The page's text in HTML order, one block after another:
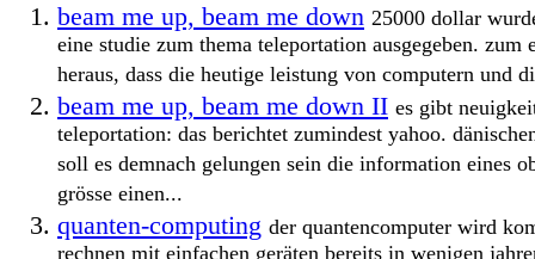
beam me up, beam me down 25000 dollar
eine studie zum thema teleportation ausgegeben. zum
heraus, dass die heutige leistung von computern und
beam me up, beam me down II es gibt
teleportation: das berichtet zumindest yahoo.
soll es demnach gelungen sein die information eines
grösse einen...
quanten-computing der quantencomputer wird